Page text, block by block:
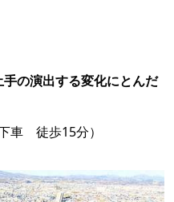
の演出する変化にとんだ
車 徒歩15分）